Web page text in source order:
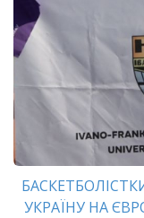
УКРАЇНУ НА